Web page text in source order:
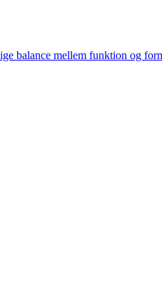
balance mellem funktion og